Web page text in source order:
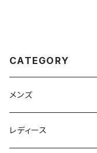
CATEGORY
メンズ
Johnbull（ジョンブル）
レディース